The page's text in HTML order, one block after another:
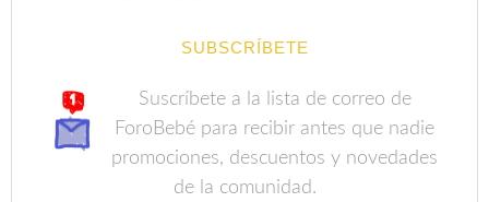
SUBSCRÍBETE
Suscríbete a la lista de correo de
ForoBebé para recibir antes que nadie
promociones, descuentos y novedades
de la comunidad.